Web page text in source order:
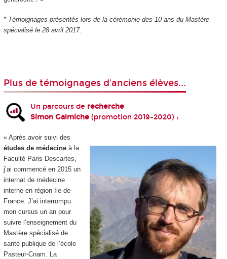
* Témoignages présentés lors de la cérémonie des 10 ans du Mastère
spécialisé le 28 avril 2017.
Plus de témoignages d'anciens élèves...
Un parcours de recherche
Simon Galmiche (promotion 2019-2020) :
« Après avoir suivi des
études de médecine à la
Faculté Paris Descartes,
j’ai commencé en 2015 un
internat de médecine
interne en région Ile-de-
France. J’ai interrompu
mon cursus un an pour
suivre l’enseignement du
Mastère spécialisé de
santé publique de l’école
Pasteur-Cnam. La